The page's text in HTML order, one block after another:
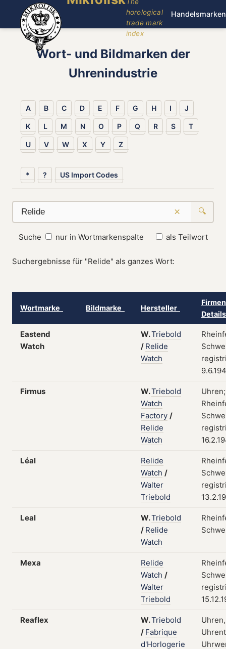
horological
trade mark
index
Handelsmarken
Wort- und Bildmarken der
Uhrenindustrie
A B C D E F G H I J
K L M N O P Q R S T
U V W X Y Z
* ? US Import Codes
× 🔍
Suche nur in Wortmarkenspalte als Teilwort
Suchergebnisse für "Relide" als ganzes Wort:
Wortmarke Bildmarke Hersteller
Eastend
Watch
W.Triebold
/ Relide
Watch
Firmus W.Triebold
Watch
Factory /
Relide
Watch
Uhren;
Léal
Relide
Watch /
Walter
Triebold
Leal W.Triebold
/ Relide
Watch
Mexa
Relide
Watch /
Walter
Triebold
Reaflex W.Triebold
/ Fabrique
d'Horlogerie
Uhren,